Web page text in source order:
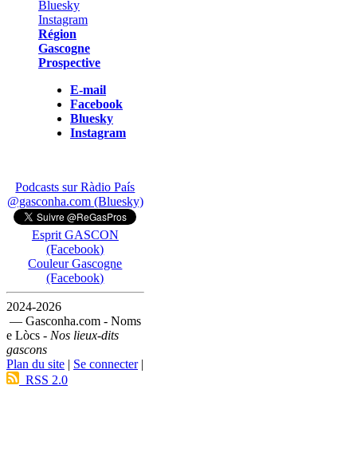
Région
Gascogne
Prospective
E-mail
Facebook
Bluesky
Instagram
Podcasts sur Ràdio País
@gasconha.com (Bluesky)
Esprit GASCON
(Facebook)
Couleur Gascogne
(Facebook)
2024-2026
— Gasconha.com - Noms
e Lòcs - Nos lieux-dits
gascons
Plan du site | Se connecter|
RSS 2.0